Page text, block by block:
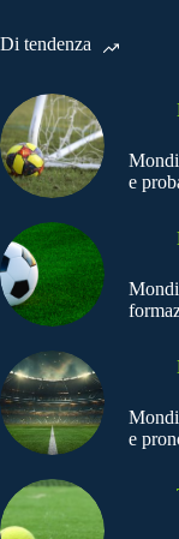
Di tendenza
e
e